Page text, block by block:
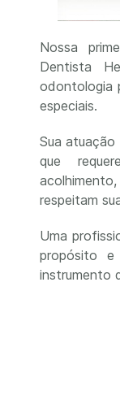
Nossa
Dentista
odontologia
especiais.
Sua
que
respeitam
Uma
propósito
instrumento